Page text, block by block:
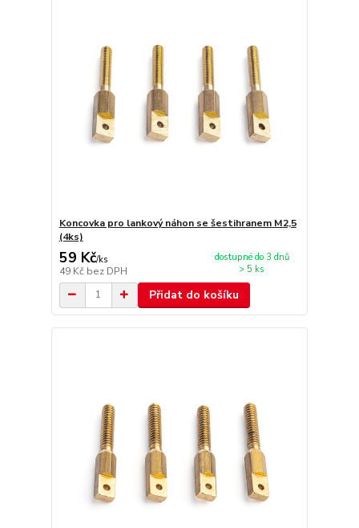
Koncovka pro lankový náhon se šestihranem M2,5
(4ks)
59 Kč/ks
49 Kč bez DPH
dostupné do 3 dnů
> 5 ks
Přidat do košíku